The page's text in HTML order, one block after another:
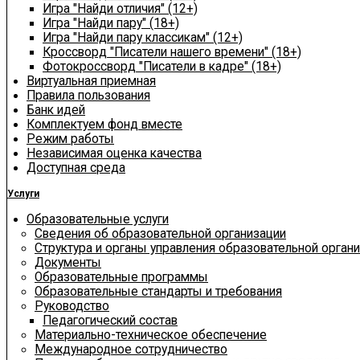
Игра "Найди отличия" (12+)
Игра "Найди пару" (18+)
Игра "Найди пару классикам" (12+)
Кроссворд "Писатели нашего времени" (18+)
Фотокроссворд "Писатели в кадре" (18+)
Виртуальная приемная
Правила пользования
Банк идей
Комплектуем фонд вместе
Режим работы
Независимая оценка качества
Доступная среда
Услуги
Образовательные услуги
Сведения об образовательной организации
Структура и органы управления образовательной
Документы
Образовательные программы
Образовательные стандарты и требования
Руководство
Педагогический состав
Материально-техническое обеспечение
Международное сотрудничество